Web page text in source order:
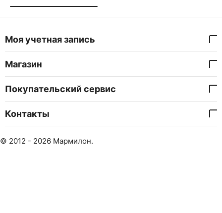
Моя учетная запись
Магазин
Покупательский сервис
Контакты
© 2012 - 2026 Мармилон.